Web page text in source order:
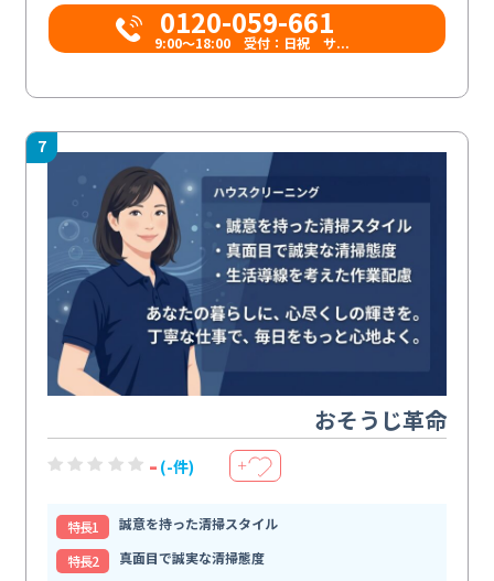
0120-059-661
9:00〜18:00 受付：日祝 サ...
7
おそうじ革命
- (-件) ＋
特⻑1
誠意を持った清掃スタイル
特⻑2
真面目で誠実な清掃態度